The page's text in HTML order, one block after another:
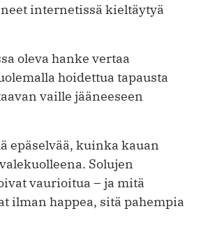
internetissä kieltäytyä
oleva hanke vertaa
hoidettua tapausta
vaille jääneeseen
epäselvää, kuinka kauan
Solujen
vaurioitua – ja mitä
ilman happea, sitä pahempia